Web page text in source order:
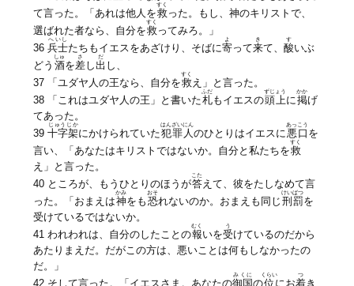
て言った。「あれは他人を救
すく
った。もし、神のキリストで、
選ばれた者なら、自分を救
すく
ってみろ。」
36兵士
へいし
たちもイエスをあざけり、そばに寄
よ
って来
き
て、酸
す
いぶ
どう 酒
しゅ
を差
さ
し出
だ
し、
37 「ユダヤ人の王なら、自分を救
すく
え」と言った。
38 「これはユダヤ人の王」と書いた札
ふだ
もイエスの頭上
ずじょう
に掲
かか
げ
てあった。
39十字架
じゅうじか
にかけられていた犯罪人
はんざいにん
のひとりはイエスに悪口
あっこう
を
言い、「あなたはキリストではないか。自分と私たちを救
すく
え」と言った。
40 ところが、もうひとりのほうが答
こた
えて、彼をたしなめて言
った。「おまえは神
かみ
をも 恐
おそ
れないのか。おまえも同じ 刑罰
けいばつ
を
受けているではないか。
41 われわれは、自分のしたことの報
むく
いを受
う
けているのだから
あたりまえだ。だがこの方は、悪いことは何もしなかったの
だ。」
42 そして言った。「イエスさま。あなたの御国
みくに
の位
くらい
にお着
つ
き